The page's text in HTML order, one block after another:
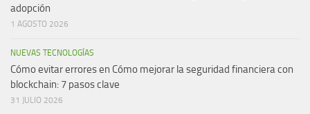
adopción
1 AGOSTO 2026
NUEVAS TECNOLOGÍAS
Cómo evitar errores en Cómo mejorar la seguridad financiera con
blockchain: 7 pasos clave
31 JULIO 2026